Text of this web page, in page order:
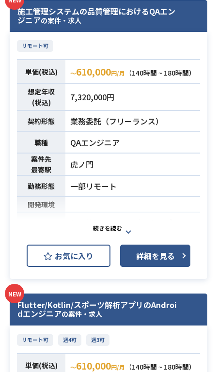
業務内容
請負案件にご参画いただきます。
時期やリソース状況、適性に応じて
複数ある案件の中から参画先が決定
ング支援AIの開発案件など。詳細は2
次面談までに選定予定です）
必須スキル
・TypeScript/React（Next.js）を用
いた開発経験
・フロントエンド、バックエンド双
方の実務経験
・Amplify Gen2、Lambda、API Gat
eway、S3、ALB、RDS（Auror
a）、DynamoDB、CloudFront等の
AWS技術要素に関する実務経験また
は十分な知見
いずれかを用いた実務経験
・DB設計経験
・パフォーマンスチューニング経験
・NoSQL、PostgreSQLの利用経験
・PMまたはテックリード、リーダー
経験
施工管理システムの品質管理におけるQAエン
ジニアの案件・求人
リモート可
単価(税込) 〜610,000円/月
（140時間 ~ 180時間）
想定年収
(税込)
7,320,000円
契約形態 業務委託（フリーランス）
職種 QAエンジニア
案件先
最寄駅
虎ノ門
勤務形態 一部リモート
開発環境
施工管理システム（Webアプリ・モ
バイルアプリ）におけるQA業務をご
担当いただきます。
テスト計画の策定から仕様書作成、
テスト自動化や生成AIツール（Claud
e）を活用した品質プロセスの改善に
も取り組んでいただきます。
下記の業務を担っていただく想定で
す。
・Webアプリおよびモバイルアプリ
お気に入り 詳細を見る
NEW
Flutter/Kotlin/スポーツ解析アプリのAndroi
dエンジニアの案件・求人
リモート可 週4可 週3可
単価(税込) 〜610,000円/月
（140時間 ~ 180時間）